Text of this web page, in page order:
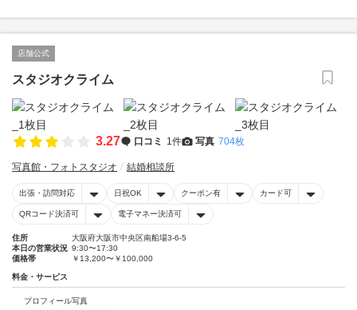
店舗公式
スタジオクライム
3.27 口コミ 1件 写真 704枚
写真館・フォトスタジオ 結婚相談所
出張・訪問対応 日祝OK クーポン有 カード可
QRコード決済可 電子マネー決済可
住所
大阪府大阪市中央区南船場3-6-5
本日の営業状況 9:30〜17:30
価格帯
￥13,200〜￥100,000
料金・サービス
プロフィール写真